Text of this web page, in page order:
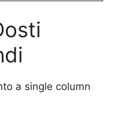
a single column